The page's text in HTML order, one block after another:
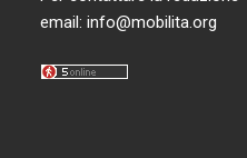
email:info@mobilita.org